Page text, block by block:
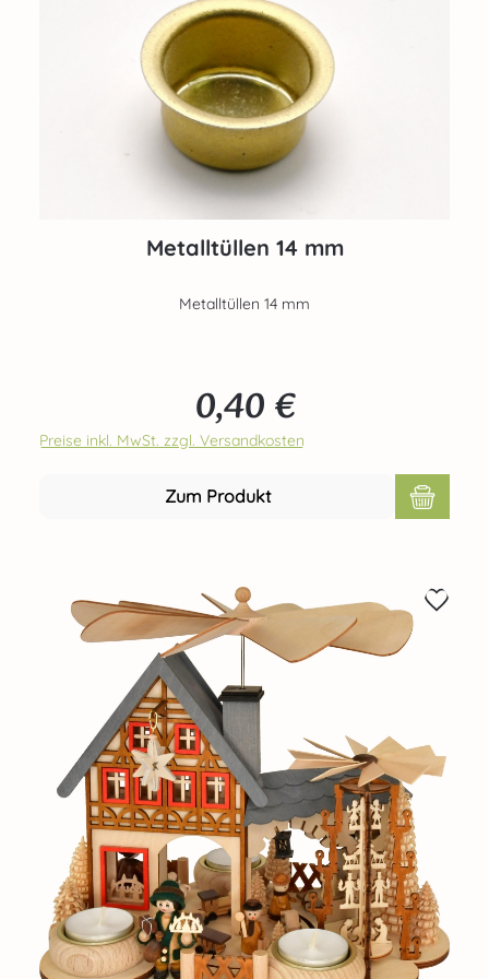
Metalltüllen 14 mm
Metalltüllen 14 mm
Regulärer Preis:
0,40 €
Preise inkl. MwSt. zzgl. Versandkosten
Zum Produkt